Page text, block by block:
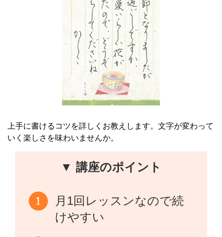
上手に書けるコツを詳しくお教えします。文字が変わって
いく楽しさを味わいませんか。
▼ 講座のポイント
月1回レッスンなので続
けやすい